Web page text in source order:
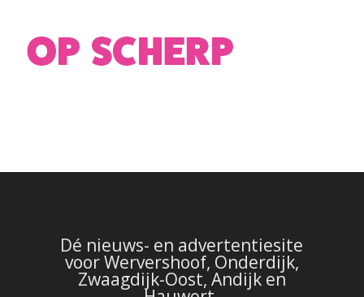
Dé nieuws- en advertentiesite
voor Wervershoof, Onderdijk,
Zwaagdijk-Oost, Andijk en